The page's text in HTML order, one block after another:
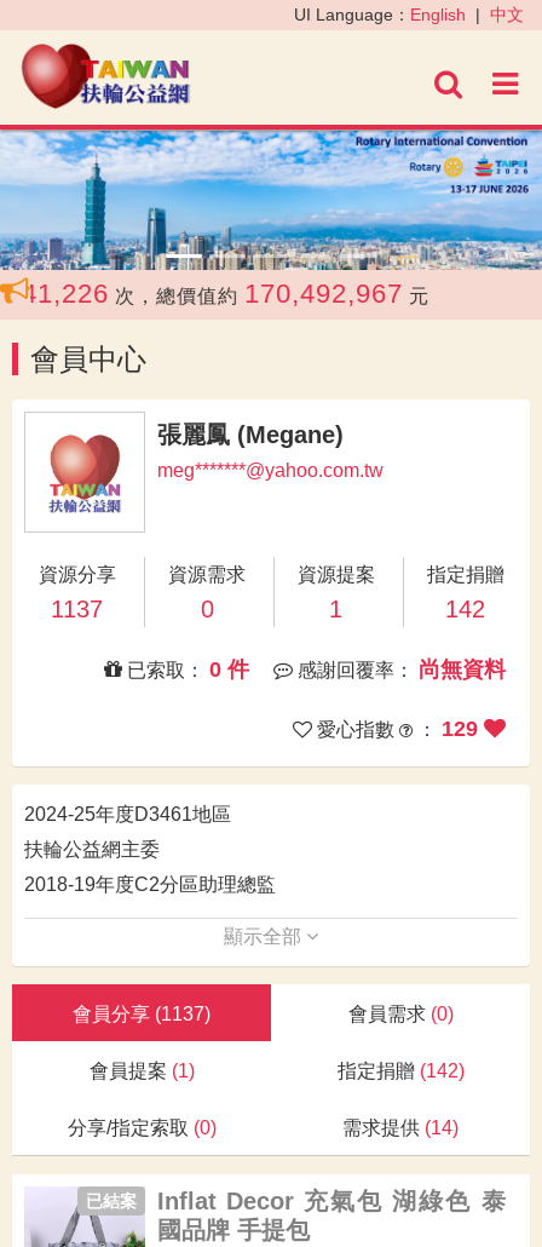
進階
UI Language： English | 中文
‹ ›
次，總價值約 170,492,967 元
會員中心
張麗鳳 (Megane)
meg*******@yahoo.com.tw
資源分享
1137
資源需求
0
資源提案
1
指定捐贈
142
感謝回覆率： 尚無資料
已索取： 0 件
愛心指數 ： 129
2024-25年度D3461地區
扶輪公益網主委
2018-19年度C2分區助理總監
顯示全部
會員分享 (1137) 會員需求 (0)
會員提案 (1) 指定捐贈 (142)
分享/指定索取 (0) 需求提供 (14)
Inflat Decor 充氣包 湖綠色 泰
國品牌 手提包
已結案